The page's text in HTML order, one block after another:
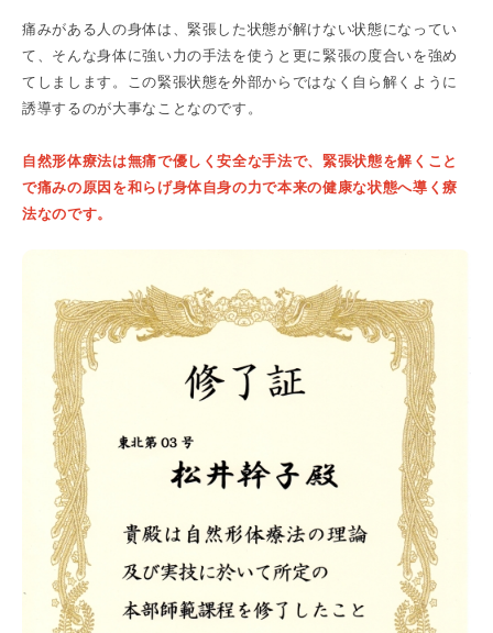
痛みがある人の身体は、緊張した状態が解けない状態になってい
て、そんな身体に強い力の手法を使うと更に緊張の度合いを強め
てしまします。この緊張状態を外部からではなく自ら解くように
誘導するのが大事なことなのです。
自然形体療法は無痛で優しく安全な手法で、緊張状態を解くこと
で痛みの原因を和らげ身体自身の力で本来の健康な状態へ導く療
法なのです。